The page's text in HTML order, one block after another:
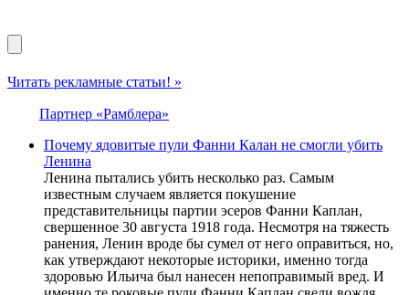
Читать рекламные статьи! »
Партнер «Рамблера»
Почему ядовитые пули Фанни Калан не смогли убить
Ленина
Ленина пытались убить несколько раз. Самым
известным случаем является покушение
представительницы партии эсеров Фанни Каплан,
свершенное 30 августа 1918 года. Несмотря на тяжесть
ранения, Ленин вроде бы сумел от него оправиться, но,
как утверждают некоторые историки, именно тогда
здоровью Ильича был нанесен непоправимый вред. И